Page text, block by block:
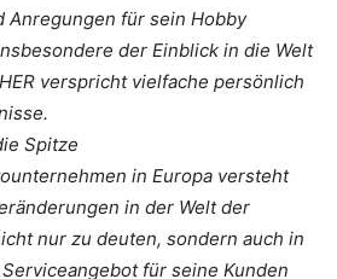
Anregungen für sein Hobby
der Einblick in die Welt
verspricht vielfache persönlich
Spitze
in Europa versteht
in der Welt der
nur zu deuten, sondern auch in
für seine Kunden